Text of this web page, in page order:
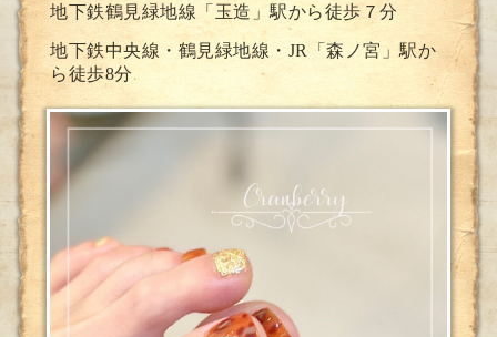
地下鉄鶴見緑地線「玉造」駅から徒歩７分
地下鉄中央線・鶴見緑地線・JR「森ノ宮」駅か
ら徒歩8分